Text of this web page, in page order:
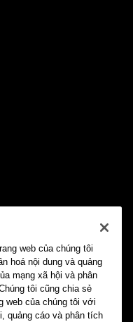
web của chúng tôi
hoá nội dung và quảng
mạng xã hội và phân
tôi cũng chia sẻ
web của chúng tôi với
quảng cáo và phân tích